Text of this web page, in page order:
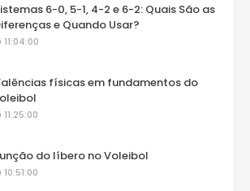
6-0, 5-1, 4-2 e 6-2: Quais São as
e Quando Usar?
11:04:00
físicas em fundamentos do
11:25:00
do líbero no Voleibol
10:51:00